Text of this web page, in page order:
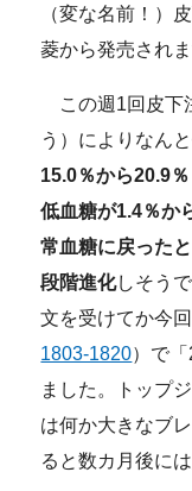
（変な名前！）
菱から発売されま
この週1回皮下
う）によりなんと
15.0％から20.9
低血糖が1.4％か
常血糖に戻った
段階進化しそう
文を受けてか今
1803-1820）で
ました。トップ
は何か大きなブ
ると数カ月後に